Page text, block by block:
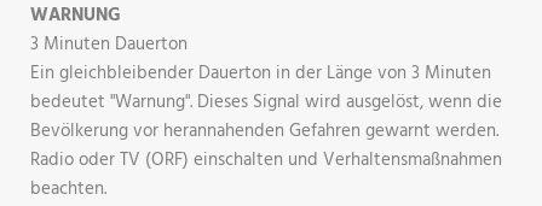
WARNUNG
3 Minuten Dauerton
Ein gleichbleibender Dauerton in der Länge von 3 Minuten
bedeutet "Warnung". Dieses Signal wird ausgelöst, wenn die
Bevölkerung vor herannahenden Gefahren gewarnt werden.
Radio oder TV (ORF) einschalten und Verhaltensmaßnahmen
beachten.